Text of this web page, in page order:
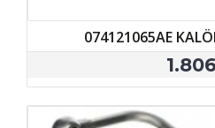
074121065AE